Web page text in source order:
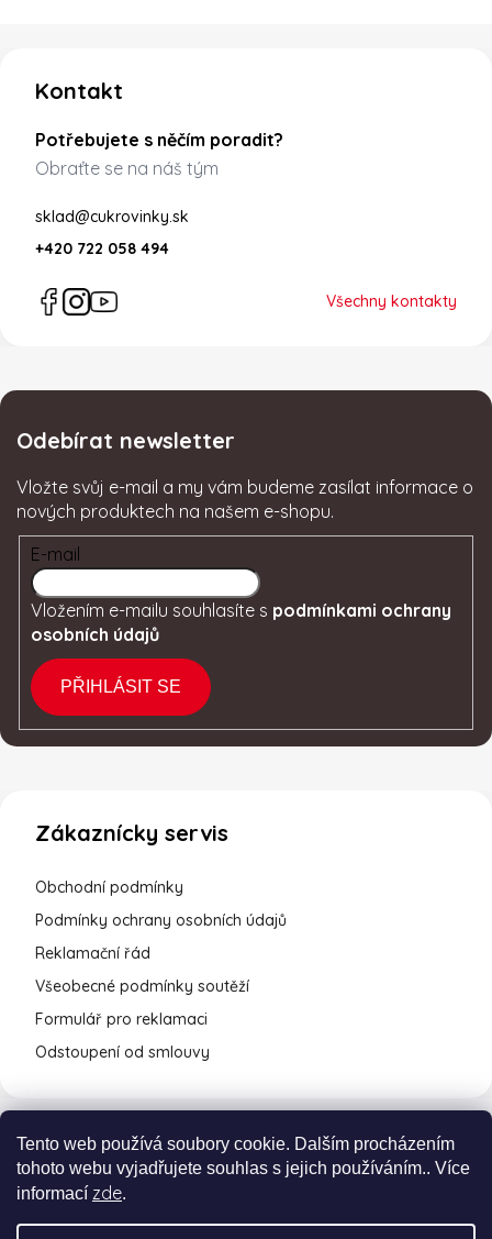
Tento web používá soubory cookie. Dalším procházením
tohoto webu vyjadřujete souhlas s jejich používáním.. Více
informací zde.
Kontakt
Potřebujete s něčím poradit?
Obraťte se na náš tým
sklad@cukrovinky.sk
+420 722 058 494
Všechny kontakty
Odebírat newsletter
Vložte svůj e-mail a my vám budeme zasílat informace o
nových produktech na našem e-shopu.
E-mail
Vložením e-mailu souhlasíte s podmínkami ochrany
osobních údajů
PŘIHLÁSIT SE
Zákaznícky servis
Obchodní podmínky
Podmínky ochrany osobních údajů
Reklamační řád
Všeobecné podmínky soutěží
Formulář pro reklamaci
Odstoupení od smlouvy